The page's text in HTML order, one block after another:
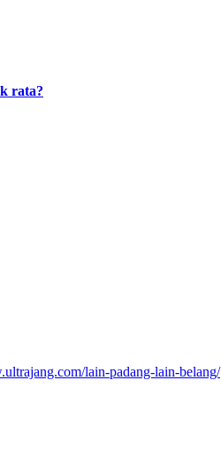
rata?
lain-padang-lain-belang/